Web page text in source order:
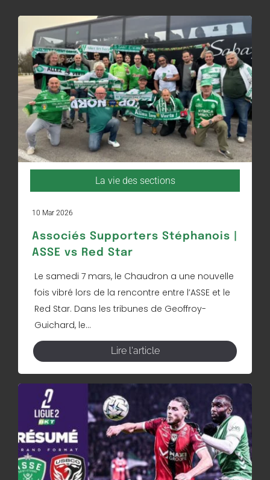
La vie des sections
10 Mar 2026
Associés Supporters Stéphanois |
ASSE vs Red Star
Le samedi 7 mars, le Chaudron a une nouvelle
fois vibré lors de la rencontre entre l’ASSE et le
Red Star. Dans les tribunes de Geoffroy-
Guichard, le...
Lire l'article